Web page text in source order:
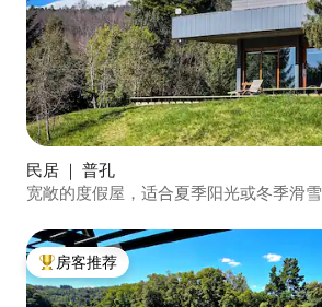
民居 ｜ 普孔
宽敞的度假屋，适合夏季阳光或冬季滑雪
热门「房客推荐」
房客推荐